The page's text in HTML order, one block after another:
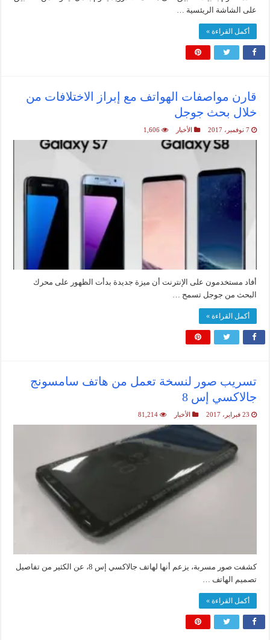
على الشاشة الريئسية …
أكمل القراءة »
قارن مواصفات الهواتف مع إبراز الاختلافات من
خلال بحث جوجل
7 نوفمبر، 2017 الأخبار 1,606
أفاد مستخدمون على الإنترنت أن ميزة جديدة بدأت الظهور على محرك
البحث من جوجل تسمح …
أكمل القراءة »
تسريب صور لنسخة تعمل من هاتف سامسونج
جالاكسي إس 8
23 فبراير، 2017 الأخبار 81,214
كشفت صور مسربة، يزعم أنها لهاتف جالاكسي إس 8، عن الكثير من تفاصيل
تصميم الهاتف …
أكمل القراءة »